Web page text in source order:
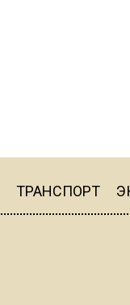
ТРАНСПОРТ